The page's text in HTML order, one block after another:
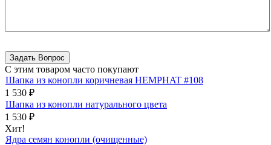
С этим товаром часто покупают
Шапка из конопли коричневая HEMPHAT #108
1 530 ₽
Шапка из конопли натурального цвета
1 530 ₽
Хит!
Ядра семян конопли (очищенные)